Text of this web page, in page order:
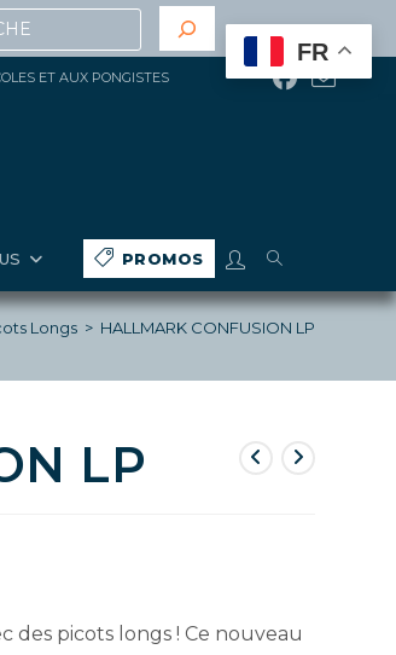
gros matériels, réduction,Recherche
ET AUX PONGISTES
PROMOS
TOGGLE
WEBSITE
SEARCH
Longs > HALLMARK CONFUSION LP
LP
des picots longs ! Ce nouveau
FR